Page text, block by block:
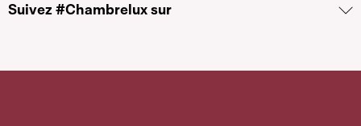
Suivez #Chambrelux sur